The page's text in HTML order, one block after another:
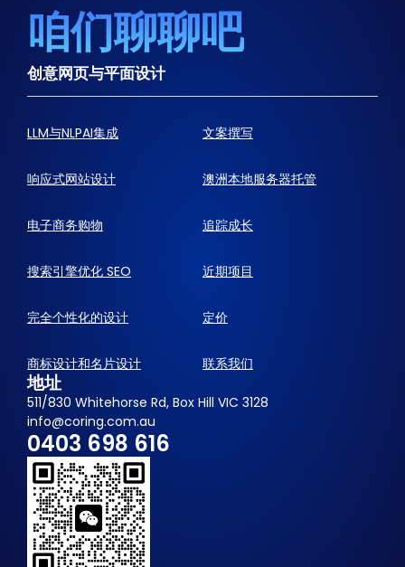
咱们聊聊吧
创意网页与平面设计
LLM与NLPAI集成 文案撰写
响应式网站设计 澳洲本地服务器托管
电子商务购物 追踪成长
搜索引擎优化 SEO 近期项目
完全个性化的设计 定价
商标设计和名片设计 联系我们
地址
511/830 Whitehorse Rd, Box Hill VIC 3128
info@coring.com.au
0403 698 616